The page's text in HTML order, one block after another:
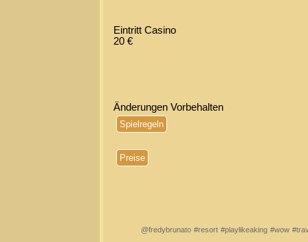
Eintritt Casino
20 €
Änderungen Vorbehalten
Spielregeln
Preise
@fredybrunato #resort #playlikeaking #wow